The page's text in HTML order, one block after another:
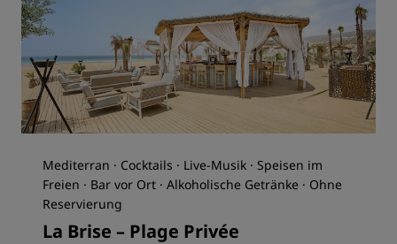
Mediterran · Cocktails · Live-Musik · Speisen im
Freien · Bar vor Ort · Alkoholische Getränke · Ohne
Reservierung
La Brise – Plage Privée